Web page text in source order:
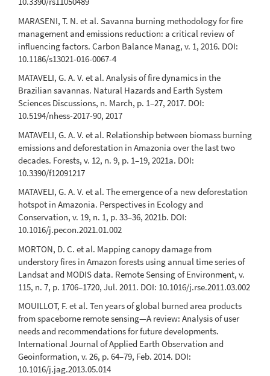
MARASENI, T. N. et al. Savanna burning methodology for fire
management and emissions reduction: a critical review of
influencing factors. Carbon Balance Manag, v. 1, 2016. DOI:
10.1186/s13021-016-0067-4
MATAVELI, G. A. V. et al. Analysis of fire dynamics in the
Brazilian savannas. Natural Hazards and Earth System
Sciences Discussions, n. March, p. 1–27, 2017. DOI:
10.5194/nhess-2017-90, 2017
MATAVELI, G. A. V. et al. Relationship between biomass burning
emissions and deforestation in Amazonia over the last two
decades. Forests, v. 12, n. 9, p. 1–19, 2021a. DOI:
10.3390/f12091217
MATAVELI, G. A. V. et al. The emergence of a new deforestation
hotspot in Amazonia. Perspectives in Ecology and
Conservation, v. 19, n. 1, p. 33–36, 2021b. DOI:
10.1016/j.pecon.2021.01.002
MORTON, D. C. et al. Mapping canopy damage from
understory fires in Amazon forests using annual time series of
Landsat and MODIS data. Remote Sensing of Environment, v.
115, n. 7, p. 1706–1720, Jul. 2011. DOI: 10.1016/j.rse.2011.03.002
MOUILLOT, F. et al. Ten years of global burned area products
from spaceborne remote sensing—A review: Analysis of user
needs and recommendations for future developments.
International Journal of Applied Earth Observation and
Geoinformation, v. 26, p. 64–79, Feb. 2014. DOI:
10.1016/j.jag.2013.05.014